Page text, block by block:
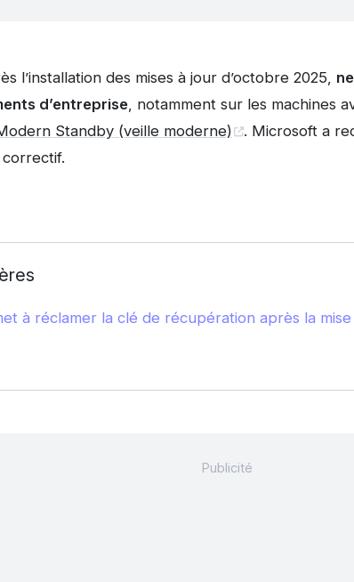
l’installation des mises à jour d’octobre 2025,
d’entreprise, notamment sur les machines
Standby (veille moderne)
. Microsoft a
à réclamer la clé de récupération après la